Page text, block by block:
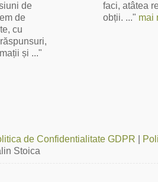
de
de
cu
și ..."
faci, atâtea
obții. ..." mai
de Confidentialitate GDPR
Stoica